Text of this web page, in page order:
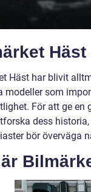
Häst har blivit
modeller som
För att ge en
dess
bör överväga